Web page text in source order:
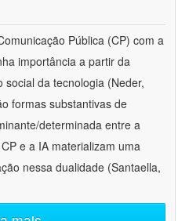
Pública (CP) com a
importância a partir da
da tecnologia (Neder,
formas substantivas de
determinada entre a
e a IA materializam uma
nessa dualidade (Santaella,